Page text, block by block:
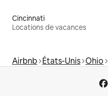
Cincinnati
Locations de vacances
Airbnb États-Unis Ohio